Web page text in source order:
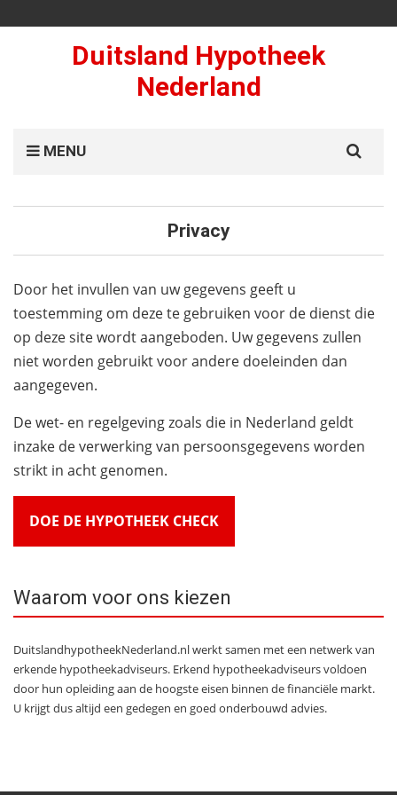
Duitsland Hypotheek
Nederland
MENU
for:
Privacy
Door het invullen van uw gegevens geeft u
toestemming om deze te gebruiken voor de dienst die
op deze site wordt aangeboden. Uw gegevens zullen
niet worden gebruikt voor andere doeleinden dan
aangegeven.
De wet- en regelgeving zoals die in Nederland geldt
inzake de verwerking van persoonsgegevens worden
strikt in acht genomen.
DOE DE HYPOTHEEK CHECK
Waarom voor ons kiezen
DuitslandhypotheekNederland.nl werkt samen met een netwerk van
erkende hypotheekadviseurs. Erkend hypotheekadviseurs voldoen
door hun opleiding aan de hoogste eisen binnen de financiële markt.
U krijgt dus altijd een gedegen en goed onderbouwd advies.